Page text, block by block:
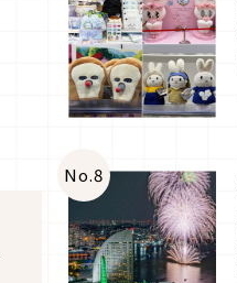
No.8